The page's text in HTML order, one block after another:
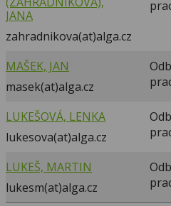
JANA
zahradnikova(at)alga.cz
MAŠEK, JAN
masek(at)alga.cz
LUKEŠOVÁ, LENKA
lukesova(at)alga.cz
LUKEŠ, MARTIN
lukesm(at)alga.cz